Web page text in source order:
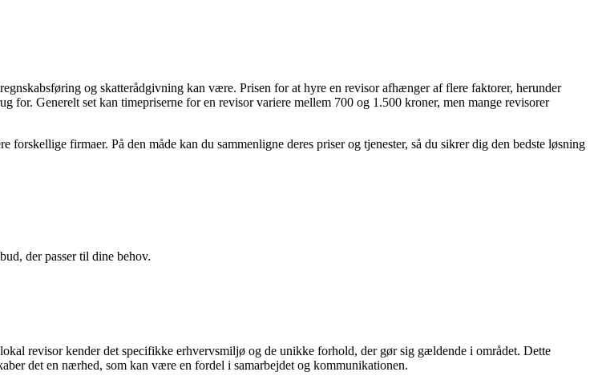
og skatterådgivning kan være. Prisen for at hyre en revisor afhænger af flere faktorer, herunder
for. Generelt set kan timepriserne for en revisor variere mellem 700 og 1.500 kroner, men mange revisorer
firmaer. På den måde kan du sammenligne deres priser og tjenester, så du sikrer dig den bedste løsning
der passer til dine behov.
revisor kender det specifikke erhvervsmiljø og de unikke forhold, der gør sig gældende i området. Dette
det en nærhed, som kan være en fordel i samarbejdet og kommunikationen.